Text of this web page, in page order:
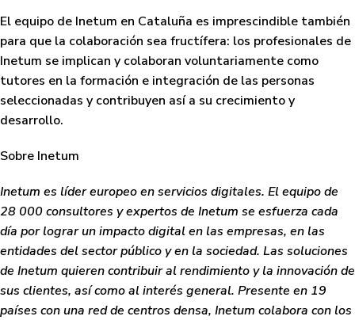
El equipo de Inetum en Cataluña es imprescindible también
para que la colaboración sea fructífera: los profesionales de
Inetum se implican y colaboran voluntariamente como
tutores en la formación e integración de las personas
seleccionadas y contribuyen así a su crecimiento y
desarrollo.
Sobre Inetum
Inetum es líder europeo en servicios digitales. El equipo de
28 000 consultores y expertos de Inetum se esfuerza cada
día por lograr un impacto digital en las empresas, en las
entidades del sector público y en la sociedad. Las soluciones
de Inetum quieren contribuir al rendimiento y la innovación de
sus clientes, así como al interés general. Presente en 19
países con una red de centros densa, Inetum colabora con los